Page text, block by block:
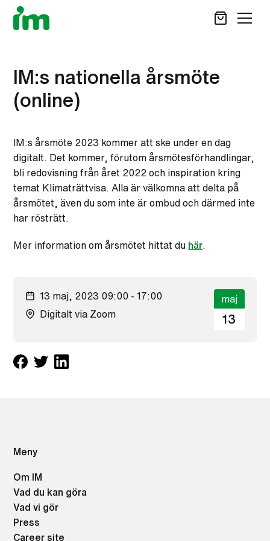
OM IM
CAREER SITE
VAD DU KAN GÖRA
AKTUELLT
IM:s nationella årsmöte
(online)
IM:s årsmöte 2023 kommer att ske under en dag
digitalt. Det kommer, förutom årsmötesförhandlingar,
bli redovisning från året 2022 och inspiration kring
temat Klimaträttvisa. Alla är välkomna att delta på
årsmötet, även du som inte är ombud och därmed inte
har rösträtt.
Mer information om årsmötet hittat du här
maj
13
13 maj, 2023 09:00 - 17:00
Digitalt via Zoom
Meny
Om IM
Vad du kan göra
Vad vi gör
Press
Career site